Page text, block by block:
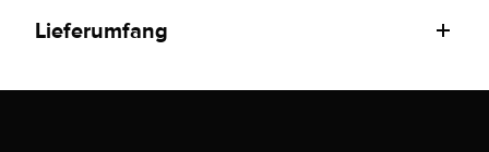
Lieferumfang